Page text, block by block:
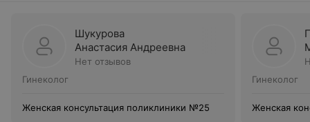
Шукурова
Анастасия Андреевна
Нет отзывов
Гинеколог
Женская консультация поликлиники №25
Гинеколог
Женская